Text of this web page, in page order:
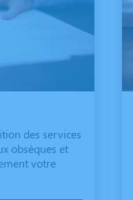
des services
obsèques et
votre